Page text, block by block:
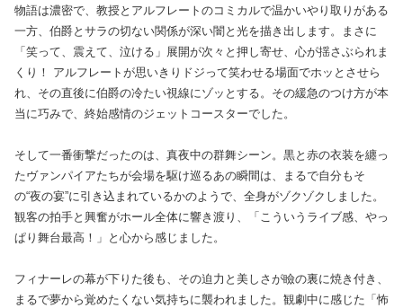
物語は濃密で、教授とアルフレートのコミカルで温かいやり取りがある
一方、伯爵とサラの切ない関係が深い闇と光を描き出します。まさに
「笑って、震えて、泣ける」展開が次々と押し寄せ、心が揺さぶられま
くり！ アルフレートが思いきりドジって笑わせる場面でホッとさせら
れ、その直後に伯爵の冷たい視線にゾッとする。その緩急のつけ方が本
当に巧みで、終始感情のジェットコースターでした。
そして一番衝撃だったのは、真夜中の群舞シーン。黒と赤の衣装を纏っ
たヴァンパイアたちが会場を駆け巡るあの瞬間は、まるで自分もそ
の“夜の宴”に引き込まれているかのようで、全身がゾクゾクしました。
観客の拍手と興奮がホール全体に響き渡り、「こういうライブ感、やっ
ぱり舞台最高！」と心から感じました。
フィナーレの幕が下りた後も、その迫力と美しさが瞼の裏に焼き付き、
まるで夢から覚めたくない気持ちに襲われました。観劇中に感じた「怖